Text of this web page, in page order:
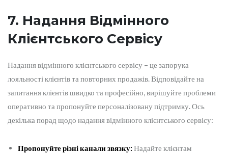
7. Надання Відмінного
Клієнтського Сервісу
Надання відмінного клієнтського сервісу – це запорука
лояльності клієнтів та повторних продажів. Відповідайте на
запитання клієнтів швидко та професійно, вирішуйте проблеми
оперативно та пропонуйте персоналізовану підтримку. Ось
декілька порад щодо надання відмінного клієнтського сервісу:
Пропонуйте різні канали звязку: Надайте клієнтам